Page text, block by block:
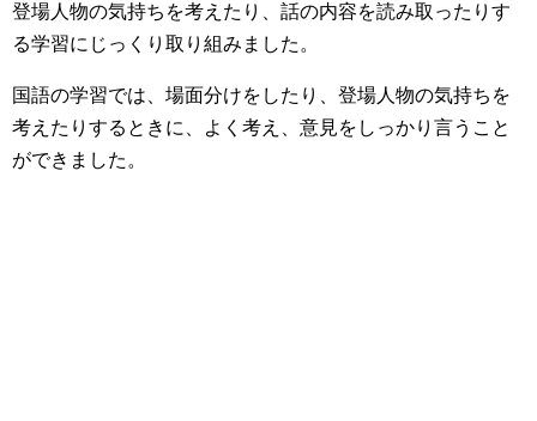
登場人物の気持ちを考えたり、話の内容を読み取ったりす
る学習にじっくり取り組みました。
国語の学習では、場面分けをしたり、登場人物の気持ちを
考えたりするときに、よく考え、意見をしっかり言うこと
ができました。